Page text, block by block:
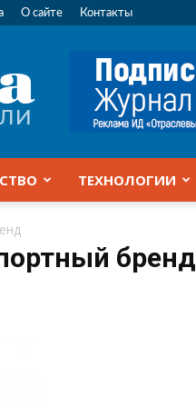
О сайте Контакты
ТЕХНОЛОГИИ
бренд